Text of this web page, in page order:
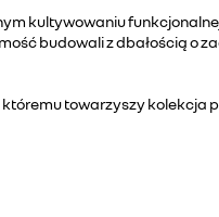
kultywowaniu
budowali z dbałością o
towarzyszy kolekcja